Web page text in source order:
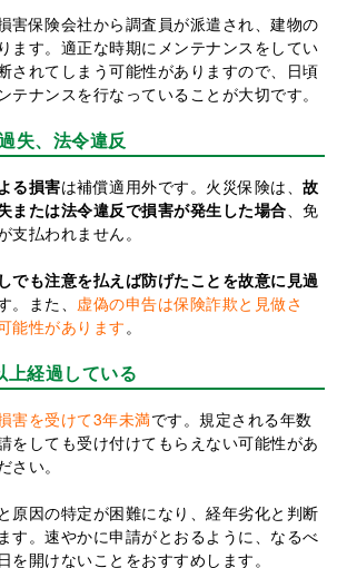
害保険会社から調査員が派遣され、建物の
ます。適正な時期にメンテナンスをしてい
されてしまう可能性がありますので、日頃
テナンスを行なっていることが大切です。
失、法令違反
る損害は補償適用外です。火災保険は、故
または法令違反で損害が発生した場合、免
支払われません。
でも注意を払えば防げたことを故意に見過
。また、 虚偽の申告は保険詐欺と見做さ
能性があります。
上経過している
害を受けて3年未満です。規定される年数
をしても受け付けてもらえない可能性があ
さい。
原因の特定が困難になり、経年劣化と判断
す。速やかに申請がとおるように、なるべ
を開けないことをおすすめします。